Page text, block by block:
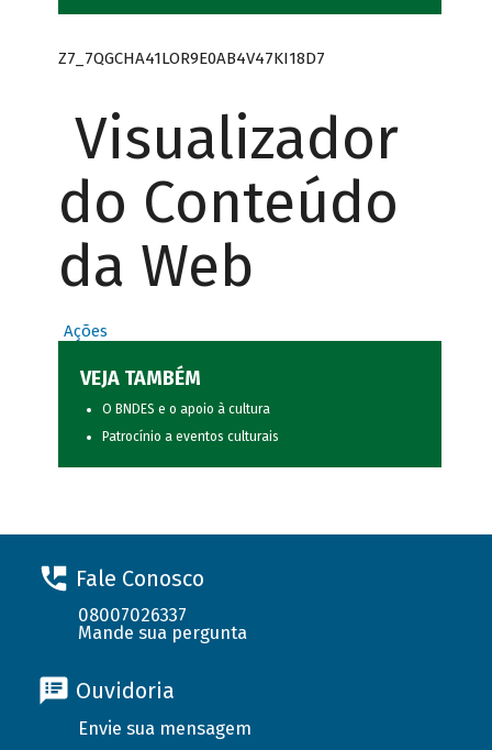
Z7_7QGCHA41LOR9E0AB4V47KI18D7
Visualizador
do Conteúdo
da Web
Ações
VEJA TAMBÉM
O BNDES e o apoio à cultura
Patrocínio a eventos culturais
Fale Conosco
08007026337
Mande sua pergunta
Ouvidoria
Envie sua mensagem